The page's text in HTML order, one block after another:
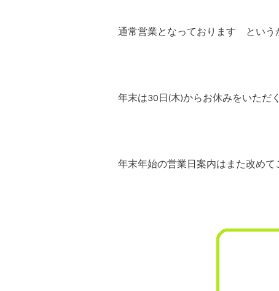
通常営業となっております という
年末は30日(木)からお休みをいただ
年末年始の営業日案内はまた改めて